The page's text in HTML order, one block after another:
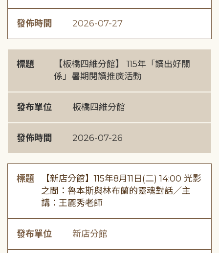
發佈時間 2026-07-27
標題
【板橋四維分館】 115年「讀出好關
係」暑期閱讀推廣活動
發布單位 板橋四維分館
發佈時間 2026-07-26
標題
【新店分館】115年8月11日(二) 14:00 光影
之間：魯本斯與林布蘭的靈魂對話／主
講：王麗秀老師
發布單位 新店分館